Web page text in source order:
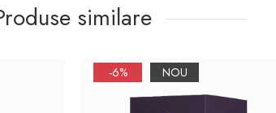
similare
-6% NOU